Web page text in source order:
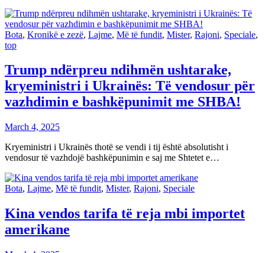
Bota, Kronikë e zezë, Lajme, Më të fundit, Mister, Rajoni, Speciale,
top
Trump ndërpreu ndihmën ushtarake,
kryeministri i Ukrainës: Të vendosur për
vazhdimin e bashkëpunimit me SHBA!
March 4, 2025
Kryeministri i Ukrainës thotë se vendi i tij është absolutisht i
vendosur të vazhdojë bashkëpunimin e saj me Shtetet e…
Bota, Lajme, Më të fundit, Mister, Rajoni, Speciale
Kina vendos tarifa të reja mbi importet
amerikane